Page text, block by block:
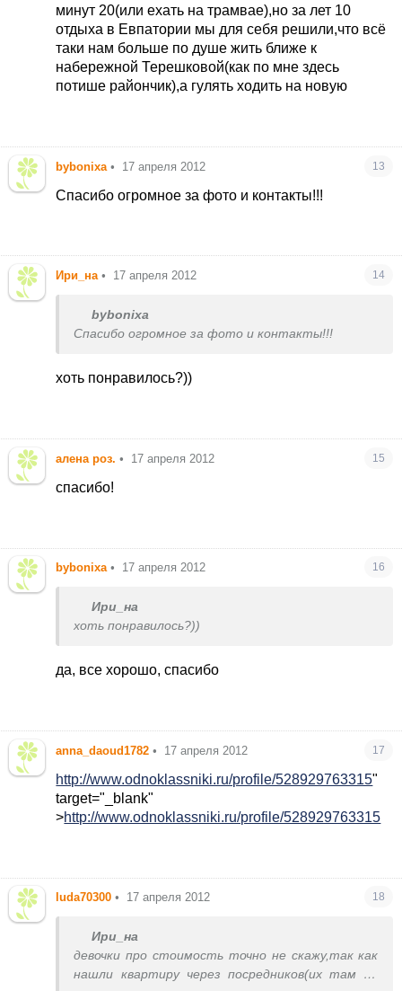
минут 20(или ехать на трамвае),но за лет 10
отдыха в Евпатории мы для себя решили,что всё
таки нам больше по душе жить ближе к
набережной Терешковой(как по мне здесь
потише райончик),а гулять ходить на новую
bybonixa • 17 апреля 2012 13
Спасибо огромное за фото и контакты!!!
Ири_на • 17 апреля 2012 14
bybonixa
Спасибо огромное за фото и контакты!!!
хоть понравилось?))
алена роз. • 17 апреля 2012 15
спасибо!
bybonixa • 17 апреля 2012 16
Ири_на
хоть понравилось?))
да, все хорошо, спасибо
anna_daoud1782 • 17 апреля 2012 17
http://www.odnoklassniki.ru/profile/528929763315"
target="_blank"
>http://www.odnoklassniki.ru/profile/528929763315
luda70300 • 17 апреля 2012 18
Ири_на
девочки про стоимость точно не скажу,так как
нашли квартиру через посредников(их там на